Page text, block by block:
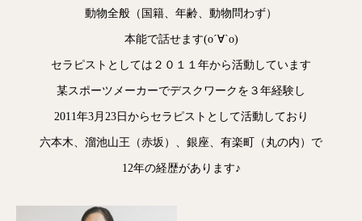
動物全般（国籍、年齢、動物問わず）
本能で話せます(о´∀`о)
セラピストとしては２０１１年から活動しています
某スポーツメーカーでデスクワークを３年経験し
2011年3月23日からセラピストとして活動しており
六本木、溜池山王（赤坂）、銀座、有楽町（丸の内）で
12年の経歴があります♪